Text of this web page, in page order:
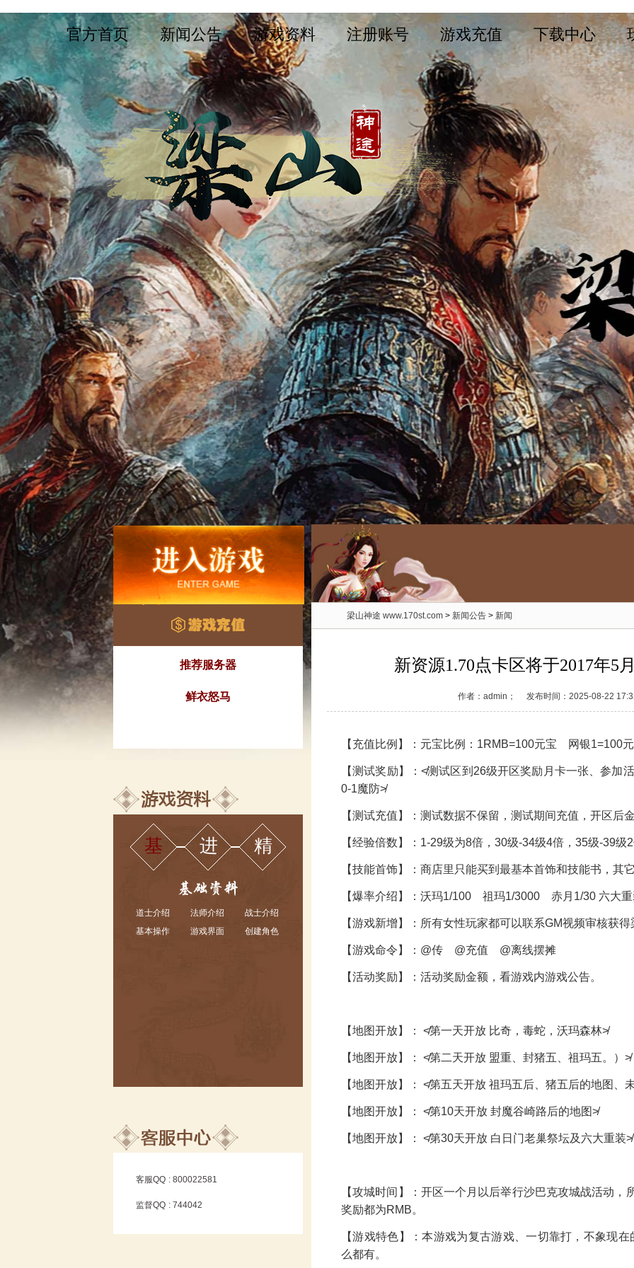
官方首页 新闻公告 游戏资料 注册账号 游戏充值 下载中心
推荐服务器
鲜衣怒马
基 进 精
道士介绍 法师介绍
战士介绍
基本操作
游戏界面 创建角色
客服QQ : 800022581
监督QQ : 744042
梁山神途 www.170st.com > 新闻公告 > 新闻
新资源1.70点卡区将于2017年5
作者：admin； 发布时间：2025-08-22
【充值比例】：元宝比例：1RMB=100元宝 网银1=100
【测试奖励】：≮测试区到26级开区奖励月卡一张、参加
0-1魔防≯
【测试充值】：测试数据不保留，测试期间充值，开区后
【经验倍数】：1-29级为8倍，30级-34级4倍，35级-39级
【技能首饰】：商店里只能买到最基本首饰和技能书，其
【爆率介绍】：沃玛1/100 祖玛1/3000 赤月1/30 六大重
【游戏新增】：所有女性玩家都可以联系GM视频审核获
【游戏命令】：@传 @充值 @离线摆摊
【活动奖励】：活动奖励金额，看游戏内游戏公告。
【地图开放】： ≮第一天开放 比奇，毒蛇，沃玛森林≯
【地图开放】： ≮第二天开放 盟重、封猪五、祖玛五。）≯
【地图开放】： ≮第五天开放 祖玛五后、猪五后的地图、
【地图开放】： ≮第10天开放 封魔谷崎路后的地图≯
【地图开放】： ≮第30天开放 白日门老巢祭坛及六大重装≯
【攻城时间】：开区一个月以后举行沙巴克攻城战活动
奖励都为RMB。
【游戏特色】：本游戏为复古游戏、一切靠打，不象现
么都有。